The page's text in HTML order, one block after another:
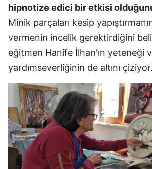
hipnotize edici bir etkisi
Minik parçaları kesip
vermenin incelik gerektirdiğini
eğitmen Hanife İlhan'ın yeteneği
yardımseverliğinin de altını çiziyor.